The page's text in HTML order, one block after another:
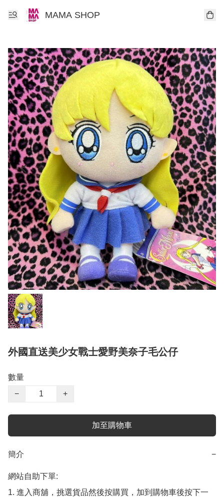
MAMA SHOP
外國直送美少女戰士愛野美奈子毛公仔
數量
−
+
加至購物車
簡介 −
網站自助下單:
1. 進入商舖，挑選貨品然後按購買，加到購物車後按下一